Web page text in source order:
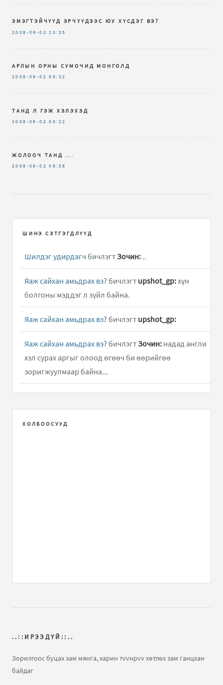
ЭМЭГТЭЙЧҮҮД ЭРЧҮҮДЭЭС ЮУ ХҮСДЭГ ВЭ?
2008-09-02 10:35
АРЛЫН ОРНЫ СУМОЧИД МОНГОЛД
2008-09-02 09:32
ТАНД Л ГЭЖ ХЭЛЭХЭД
2008-09-02 09:22
ЖОЛООЧ ТАНД ...
2008-09-02 08:58
ШИНЭ СЭТГЭГДЛҮҮД
Шилдэг удирдагч бичлэгтЗочин: ..
Яаж сайхан амьдрах вэ? бичлэгт upshot_gp:хүн
болгоны мэддэг л зүйл байна.
Яаж сайхан амьдрах вэ? бичлэгт upshot_gp:
Яаж сайхан амьдрах вэ? бичлэгтЗочин: надад англи
хэл сурах аргыг олоод өгөөч би өөрийгөө
зоригжуулмаар байна...
миньбичлэгтluna:Ёооё ямар их уйгагүй оролдлого
вэ...
АНУ-ын их дээд сургуулиуудад 9 жил үнэгүй сурсан
Эмэгтэйчүүд эрчүүдээс юу хүсдэг вэ?
ХОЛБООСУУД
..::ИРЭЭДҮЙ::..
Зорилгоос буцах зам мянга, харин тvvнрvv хөтлөх зам ганцхан
байдаг